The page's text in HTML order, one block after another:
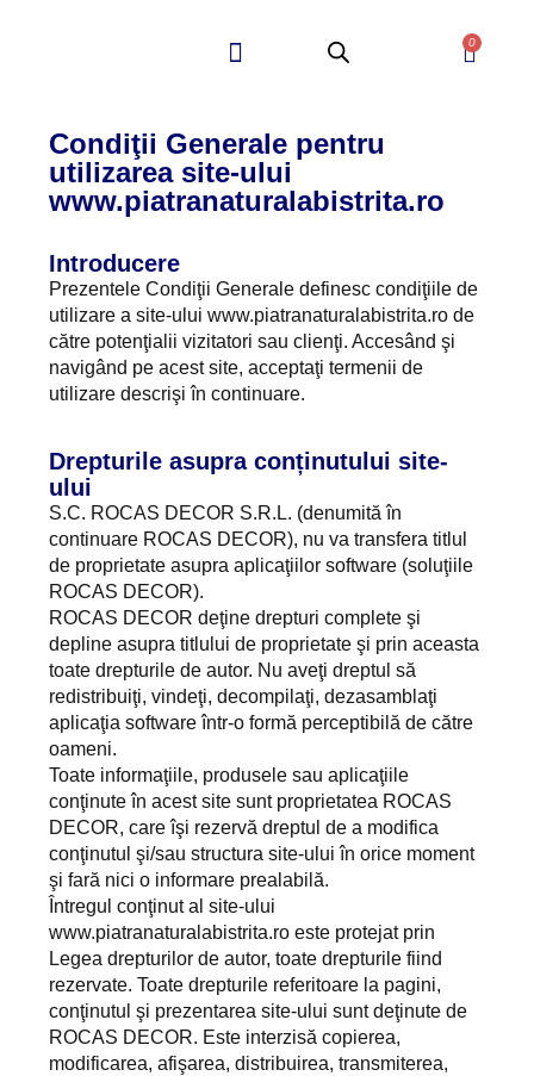
0
Condiţii Generale pentru
utilizarea site-ului
www.piatranaturalabistrita.ro
Introducere
Prezentele Condiţii Generale definesc condiţiile de
utilizare a site-ului www.piatranaturalabistrita.ro de
către potenţialii vizitatori sau clienţi. Accesând şi
navigând pe acest site, acceptaţi termenii de
utilizare descrişi în continuare.
Drepturile asupra conținutului site-
ului
S.C. ROCAS DECOR S.R.L. (denumită în
continuare ROCAS DECOR), nu va transfera titlul
de proprietate asupra aplicaţiilor software (soluţiile
ROCAS DECOR).
ROCAS DECOR deţine drepturi complete şi
depline asupra titlului de proprietate şi prin aceasta
toate drepturile de autor. Nu aveţi dreptul să
redistribuiţi, vindeţi, decompilaţi, dezasamblaţi
aplicaţia software într-o formă perceptibilă de către
oameni.
Toate informaţiile, produsele sau aplicaţiile
conţinute în acest site sunt proprietatea ROCAS
DECOR, care îşi rezervă dreptul de a modifica
conţinutul şi/sau structura site-ului în orice moment
şi fară nici o informare prealabilă.
Întregul conţinut al site-ului
www.piatranaturalabistrita.ro este protejat prin
Legea drepturilor de autor, toate drepturile fiind
rezervate. Toate drepturile referitoare la pagini,
conţinutul şi prezentarea site-ului sunt deţinute de
ROCAS DECOR. Este interzisă copierea,
modificarea, afişarea, distribuirea, transmiterea,